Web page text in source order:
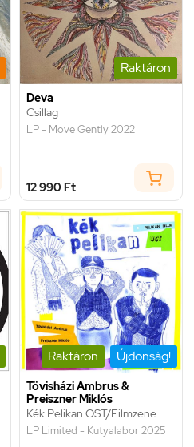
Raktáron
Deva
Csillag
LP - Move Gently 2022
12 990 Ft
Raktáron Újdonság!
Tövisházi Ambrus &
Preiszner Miklós
Kék Pelikan OST/Filmzene
LP Limited - Kutyalabor 2025